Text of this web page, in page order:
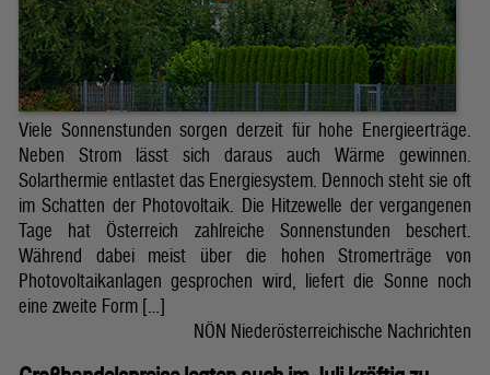
Viele Sonnenstunden sorgen derzeit für hohe Energieerträge.
Neben Strom lässt sich daraus auch Wärme gewinnen.
Solarthermie entlastet das Energiesystem. Dennoch steht sie oft
im Schatten der Photovoltaik. Die Hitzewelle der vergangenen
Tage hat Österreich zahlreiche Sonnenstunden beschert.
Während dabei meist über die hohen Stromerträge von
Photovoltaikanlagen gesprochen wird, liefert die Sonne noch
eine zweite Form […]
NÖN Niederösterreichische Nachrichten